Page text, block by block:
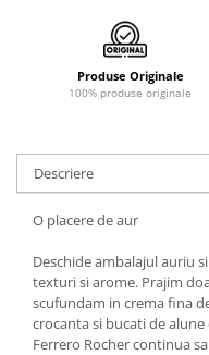
Produse Originale
100% produse originale
Descriere
O placere de aur
Deschide ambalajul auriu
texturi si arome. Prajim
scufundam in crema fina
crocanta si bucati de
Ferrero Rocher continua